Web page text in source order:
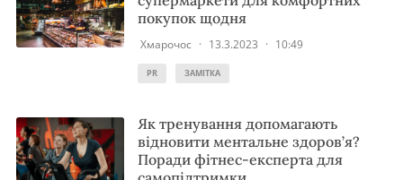
покупок щодня
Хмарочос · 13.3.2023 · 10:49
PR ЗАМІТКА
Як тренування допомагають
відновити ментальне здоров’я?
Поради фітнес-експерта для